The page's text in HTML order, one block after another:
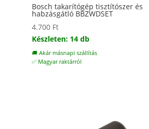
Bosch takarítógép tisztítószer és
habzásgátló BBZWDSET
4.700 Ft
Készleten: 14 db
🚚 Akár másnapi szállítás
✅ Magyar raktárról